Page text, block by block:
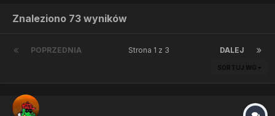
Znaleziono 73 wyników
POPRZEDNIA DALEJ
Strona 1 z 3
SORTUJ WG